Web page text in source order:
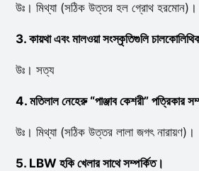
উঃ। মিথ্যা (সঠিক উত্তর হল গ্রোথ হরমোন)।
3. কায়থা এবং মালওয়া সংস্কৃতিগুলি
উঃ। সত্য
4. মতিলাল নেহেরু “পাঞ্জাব কেশরী” পত্রিকার
উঃ। মিথ্যা (সঠিক উত্তর লালা জগৎ নারায়ণ)।
5. LBW হকি খেলার সাথে সম্পর্কিত।